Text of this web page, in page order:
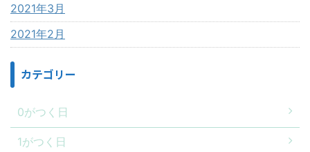
2021年3月
2021年2月
カテゴリー
0がつく日
1がつく日